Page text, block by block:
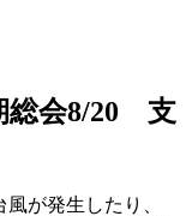
総会8/20 支
が発生したり、